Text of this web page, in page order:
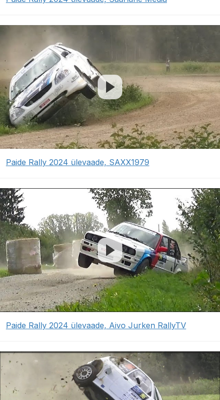
Paide Rally 2024 ülevaade, SAXX1979
Paide Rally 2024 ülevaade, Aivo Jurken RallyTV